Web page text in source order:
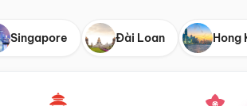
Singapore Đài Loan Hong